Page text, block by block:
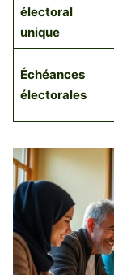
électoral
unique
Échéances
électorales